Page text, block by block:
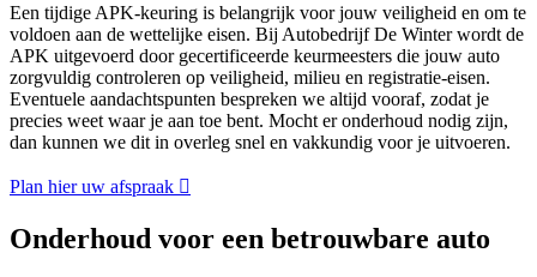
Een tijdige APK-keuring is belangrijk voor jouw veiligheid en om te
voldoen aan de wettelijke eisen. Bij Autobedrijf De Winter wordt de
APK uitgevoerd door gecertificeerde keurmeesters die jouw auto
zorgvuldig controleren op veiligheid, milieu en registratie-eisen.
Eventuele aandachtspunten bespreken we altijd vooraf, zodat je
precies weet waar je aan toe bent. Mocht er onderhoud nodig zijn,
dan kunnen we dit in overleg snel en vakkundig voor je uitvoeren.
Plan hier uw afspraak
Onderhoud voor een betrouwbare auto